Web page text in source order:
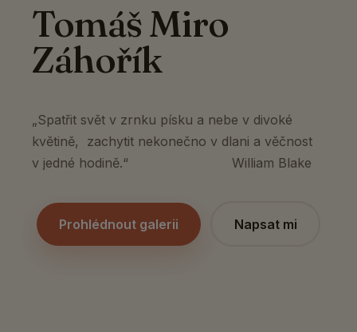
Tomáš Miro
Záhořík
„Spatřit svět v zrnku písku a nebe v divoké
květině, zachytit nekonečno v dlani a věčnost
v jedné hodině.“ William Blake
Prohlédnout galerii Napsat mi